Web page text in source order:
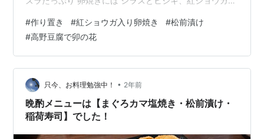
にして野菜と煮炒めた卯の花もどき 野菜サラダとトマト
オクラと大根おろしのなます酢和え 冷凍しているウニク
リームコロッケや 冷凍ご飯もあるし これで日曜日まで大
丈夫 ピリリとくる紅ショウガ味 生姜好きにはたまらない
🤭
#作り置き #紅ショウガ入り卵焼き #松前漬け
#高野豆腐で卯の花
只今、お料理勉強中！ • 2年前
晩酌メニューは【まぐろカマ塩焼き・松前漬け・
稲荷寿司】でした！